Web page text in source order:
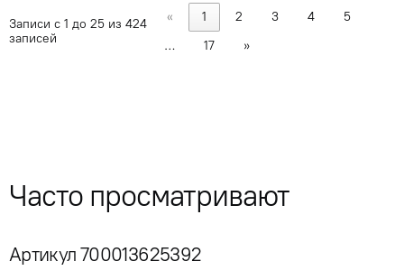
Записи с 1 до 25 из 424
записей
« 1 2 3 4
5
…
17 »
Часто просматривают
Артикул 700013625392